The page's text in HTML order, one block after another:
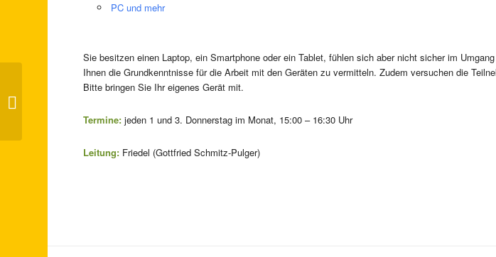
PC und mehr
Sie besitzen einen Laptop, ein Smartphone oder ein Tablet, fühlen sich aber nicht sicher im
Ihnen die Grundkenntnisse für die Arbeit mit den Geräten zu vermitteln. Zudem versuchen die
Bitte bringen Sie Ihr eigenes Gerät mit.
Termine:jeden 1 und 3. Donnerstag im Monat, 15:00 – 16:30 Uhr
Leitung: Friedel (Gottfried Schmitz-Pulger)